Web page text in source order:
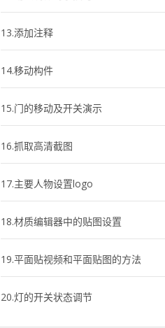
13.添加注释
14.移动构件
15.门的移动及开关演示
16.抓取高清截图
17.主要人物设置logo
18.材质编辑器中的贴图设置
19.平面贴视频和平面贴图的方法
20.灯的开关状态调节